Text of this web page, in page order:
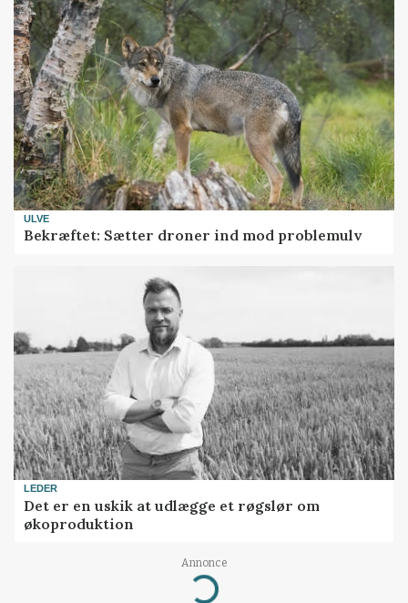
ULVE
Bekræftet: Sætter droner ind mod problemulv
LEDER
Det er en uskik at udlægge et røgslør om
økoproduktion
Annonce
Loading...